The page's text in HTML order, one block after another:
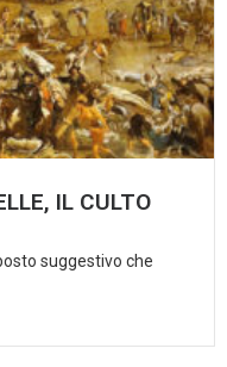
IL CULTO
suggestivo che